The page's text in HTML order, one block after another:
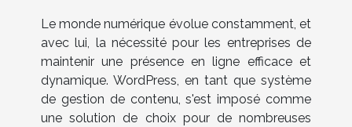
Le monde numérique évolue constamment, et
avec lui, la nécessité pour les entreprises de
maintenir une présence en ligne efficace et
dynamique. WordPress, en tant que système
de gestion de contenu, s'est imposé comme
une solution de choix pour de nombreuses